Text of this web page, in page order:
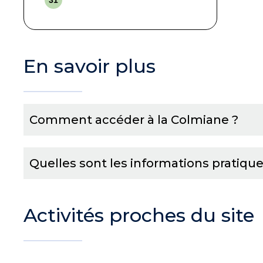
En savoir plus
Comment accéder à la Colmiane ?
Quelles sont les informations
Activités proches du site